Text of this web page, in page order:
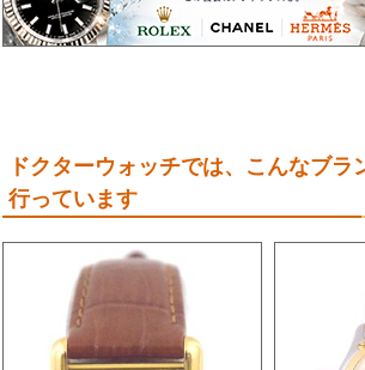
ドクターウォッチでは、こんなブラ
行っています